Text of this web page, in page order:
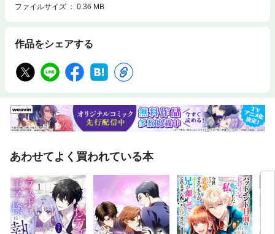
ファイルサイズ
0.36 MB
作品をシェアする
あわせてよく買われている本